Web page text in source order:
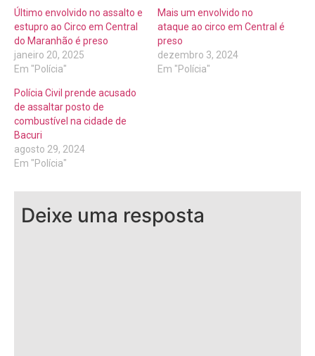
Último envolvido no assalto e
estupro ao Circo em Central
do Maranhão é preso
janeiro 20, 2025
Em "Polícia"
Mais um envolvido no
ataque ao circo em Central é
preso
dezembro 3, 2024
Em "Polícia"
Polícia Civil prende acusado
de assaltar posto de
combustível na cidade de
Bacuri
agosto 29, 2024
Em "Polícia"
Deixe uma resposta